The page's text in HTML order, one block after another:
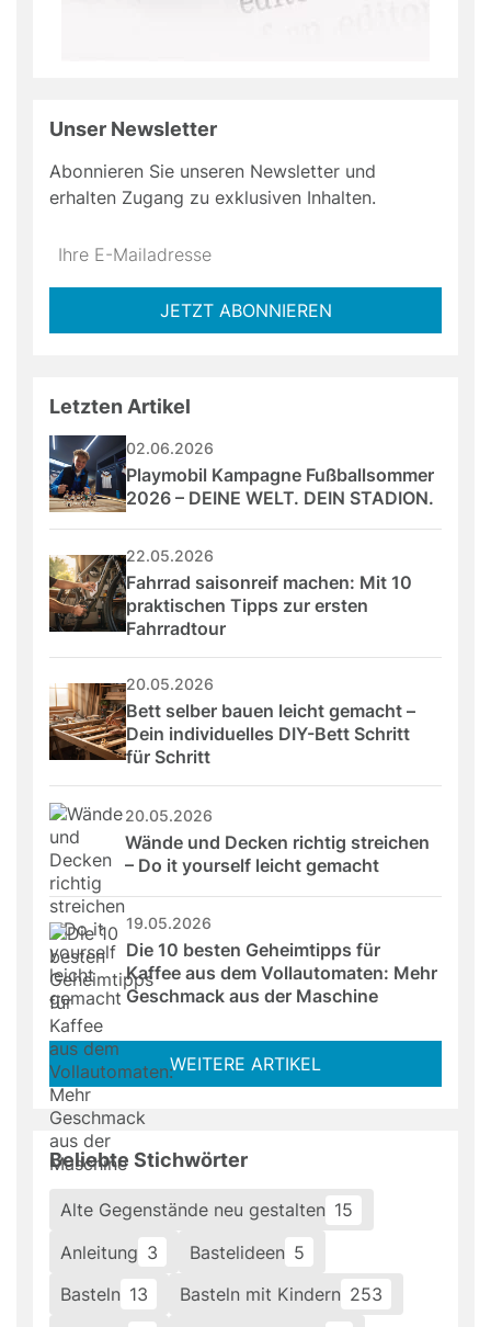
Unser Newsletter
Abonnieren Sie unseren Newsletter und
erhalten Zugang zu exklusiven Inhalten.
Do
*Ihre
JETZT ABONNIEREN
Letzten Artikel
02.06.2026
Playmobil Kampagne Fußballsommer
2026 – DEINE WELT. DEIN STADION.
22.05.2026
Fahrrad saisonreif machen: Mit 10
praktischen Tipps zur ersten
Fahrradtour
20.05.2026
Bett selber bauen leicht gemacht –
Dein individuelles DIY-Bett Schritt
für Schritt
20.05.2026
Wände und Decken richtig streichen
– Do it yourself leicht gemacht
19.05.2026
Die 10 besten Geheimtipps für
Kaffee aus dem Vollautomaten: Mehr
Geschmack aus der Maschine
WEITERE ARTIKEL
Beliebte Stichwörter
Alte Gegenstände neu gestalten 15
Anleitung 3 Bastelideen 5
Basteln 13 Basteln mit Kindern 253